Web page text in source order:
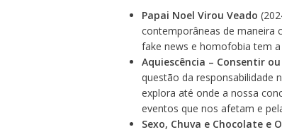
Papai Noel Virou Veado
contemporâneas de maneira
fake news e homofobia tem
Aquiescência – Consentir
questão da responsabilidade
explora até onde a nossa
eventos que nos afetam e
Sexo, Chuva e Chocolate e